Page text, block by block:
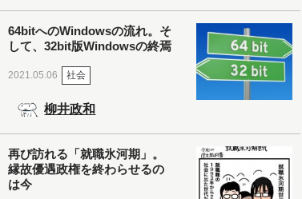
64bitへのWindowsの流れ。そ
して、32bit版Windowsの終焉
2021.05.06 社会
柳井政和
再び訪れる「就職氷河期」。
縁故優遇政権を終わらせるの
は今